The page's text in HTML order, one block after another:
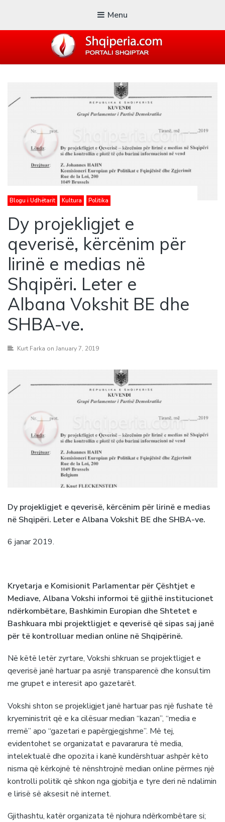
Menu
Blogu i Udhëtarit Kultura Politika
Dy projekligjet e
qeverisë, kërcënim për
lirinë e medias në
Shqipëri. Leter e
Albana Vokshit BE dhe
SHBA-ve.
Kurt Farka on January 7, 2019
Dy projekligjet e qeverisë, kërcënim për lirinë e medias
në Shqipëri. Leter e Albana Vokshit BE dhe SHBA-ve.
6 janar 2019.
Kryetarja e Komisionit Parlamentar për Çështjet e
Mediave, Albana Vokshi informoi të gjithë institucionet
ndërkombëtare, Bashkimin Europian dhe Shtetet e
Bashkuara mbi projektligjet e qeverisë që sipas saj janë
për të kontrolluar median online në Shqipërinë.
Në këtë letër zyrtare, Vokshi shkruan se projektligjet e
qeverisë janë hartuar pa asnjë transparencë dhe konsultim
me grupet e interesit apo gazetarët.
Vokshi shton se projekligjet janë hartuar pas një fushate të
kryeministrit që e ka cilësuar median “kazan”, “media e
rremë” apo “gazetari e papërgjegjshme”. Më tej,
evidentohet se organizatat e pavararura të media,
intelektualë dhe opozita i kanë kundërshtuar ashpër këto
nisma që kërkojnë të nënshtrojnë median online përmes një
kontrolli politik që shkon nga gjobitja e tyre deri në ndalimin
e lirisë së aksesit në internet.
Gjithashtu, katër organizata të njohura ndërkombëtare si;